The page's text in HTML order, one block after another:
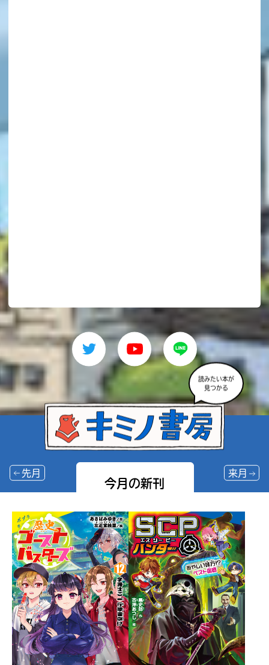
読みたい本が
見つかる
今月の新刊
先月 来月